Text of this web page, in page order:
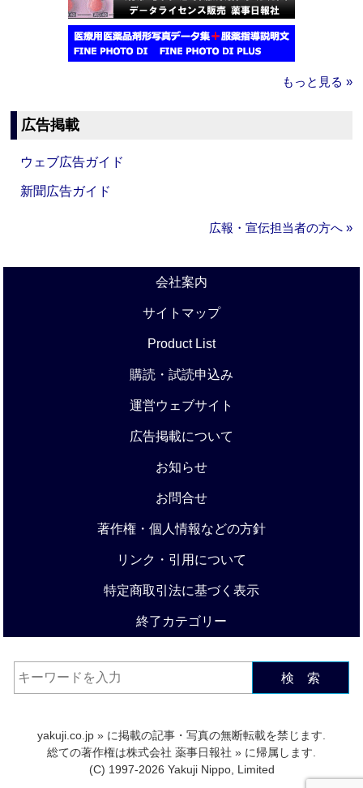
もっと見る »
広告掲載
ウェブ広告ガイド
新聞広告ガイド
広報・宣伝担当者の方へ »
会社案内
サイトマップ
Product List
購読・試読申込み
運営ウェブサイト
広告掲載について
お知らせ
お問合せ
著作権・個人情報などの方針
リンク・引用について
特定商取引法に基づく表示
終了カテゴリー
検 索
yakuji.co.jp » に掲載の記事・写真の無断転載を禁じます.
総ての著作権は株式会社 薬事日報社 » に帰属します.
(C) 1997-2026 Yakuji Nippo, Limited